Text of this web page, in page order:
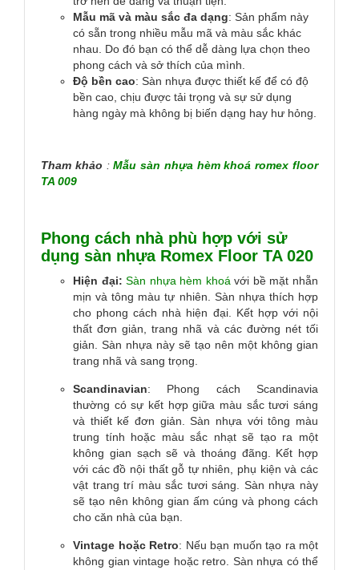
Mẫu mã và màu sắc đa dạng: Sản phẩm này
có sẵn trong nhiều mẫu mã và màu sắc khác
nhau. Do đó bạn có thể dễ dàng lựa chọn theo
phong cách và sở thích của mình.
Độ bền cao: Sàn nhựa được thiết kế để có độ
bền cao, chịu được tải trọng và sự sử dụng
hàng ngày mà không bị biến dạng hay hư hỏng.
Tham khảo :Mẫu sàn nhựa hèm khoá romex floor
TA 009
Phong cách nhà phù hợp với sử
dụng sàn nhựa Romex Floor TA 020
Hiện đại: Sàn nhựa hèm khoá với bề mặt nhẵn
mịn và tông màu tự nhiên. Sàn nhựa thích hợp
cho phong cách nhà hiện đại. Kết hợp với nội
thất đơn giản, trang nhã và các đường nét tối
giản. Sàn nhựa này sẽ tạo nên một không gian
trang nhã và sang trọng.
Scandinavian: Phong cách Scandinavia
thường có sự kết hợp giữa màu sắc tươi sáng
và thiết kế đơn giản. Sàn nhựa với tông màu
trung tính hoặc màu sắc nhạt sẽ tạo ra một
không gian sạch sẽ và thoáng đãng. Kết hợp
với các đồ nội thất gỗ tự nhiên, phụ kiện và các
vật trang trí màu sắc tươi sáng. Sàn nhựa này
sẽ tạo nên không gian ấm cúng và phong cách
cho căn nhà của bạn.
Vintage hoặc Retro: Nếu bạn muốn tạo ra một
không gian vintage hoặc retro. Sàn nhựa có thể